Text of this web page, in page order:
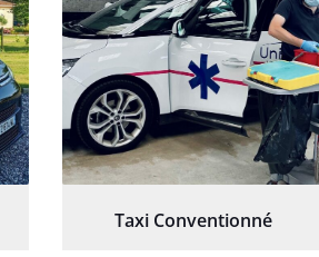
Taxi Conventionné
Très satisfait du transport,
tout s’est bien déroulé.
Chauffeur à l’écoute et
patient.